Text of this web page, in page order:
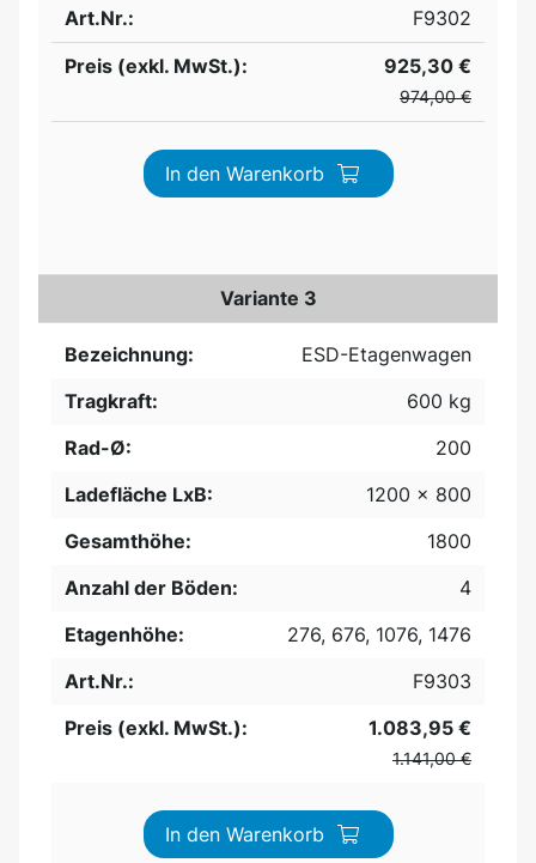
Art.Nr.:
F9302
Preis (exkl. MwSt.):
925,30 €
974,00 €
In den Warenkorb
Variante 3
Bezeichnung:
ESD-Etagenwagen
Tragkraft:
600 kg
Rad-Ø:
200
Ladefläche LxB:
1200 x 800
Gesamthöhe:
1800
Anzahl der Böden:
4
Etagenhöhe:
276, 676, 1076, 1476
Art.Nr.:
F9303
Preis (exkl. MwSt.):
1.083,95 €
1.141,00 €
In den Warenkorb